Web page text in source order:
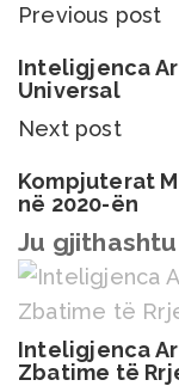
Previous post
Inteligjenca
Universal
Next post
Kompjuterat
në 2020-ën
Ju
Inteligjenca
Zbatime të